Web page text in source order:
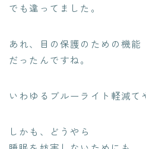
でも違ってました。
あれ、目の保護のための機能
だったんですね。
いわゆるブルーライト軽減て
しかも、どうやら